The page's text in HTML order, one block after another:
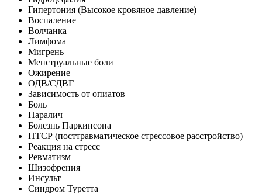
Гипертония (Высокое кровяное давление)
Воспаление
Волчанка
Лимфома
Мигрень
Менструальные боли
Ожирение
ОДВ/СДВГ
Зависимость от опиатов
Боль
Паралич
Болезнь Паркинсона
ПТСР (посттравматическое стрессовое расстройство)
Реакция на стресс
Ревматизм
Шизофрения
Инсульт
Синдром Туретта